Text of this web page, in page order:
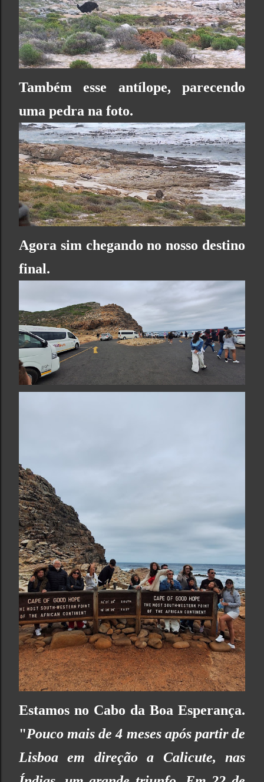
Também esse antílope, parecendo
uma pedra na foto.
Agora sim chegando no nosso destino
final.
Estamos no Cabo da Boa Esperança.
"Pouco mais de 4 meses após partir de
Lisboa em direção a Calicute, nas